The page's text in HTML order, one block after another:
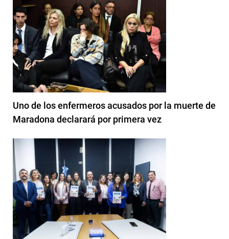
Uno de los enfermeros acusados por la muerte de
Maradona declarará por primera vez